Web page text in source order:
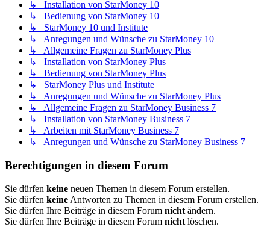
↳ Installation von StarMoney 10
↳ Bedienung von StarMoney 10
↳ StarMoney 10 und Institute
↳ Anregungen und Wünsche zu StarMoney 10
↳ Allgemeine Fragen zu StarMoney Plus
↳ Installation von StarMoney Plus
↳ Bedienung von StarMoney Plus
↳ StarMoney Plus und Institute
↳ Anregungen und Wünsche zu StarMoney Plus
↳ Allgemeine Fragen zu StarMoney Business 7
↳ Installation von StarMoney Business 7
↳ Arbeiten mit StarMoney Business 7
↳ Anregungen und Wünsche zu StarMoney Business 7
Berechtigungen in diesem Forum
Sie dürfen keine neuen Themen in diesem Forum erstellen.
Sie dürfen keine Antworten zu Themen in diesem Forum erstellen.
Sie dürfen Ihre Beiträge in diesem Forum nicht ändern.
Sie dürfen Ihre Beiträge in diesem Forum nicht löschen.